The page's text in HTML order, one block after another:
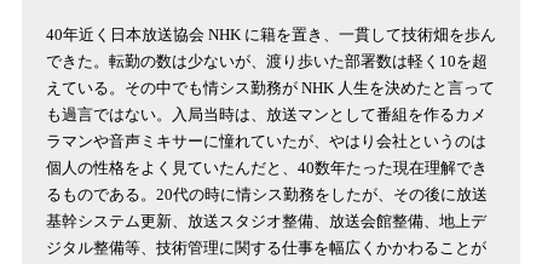
40年近く日本放送協会 NHK に籍を置き、一貫して技術畑を歩ん
できた。転勤の数は少ないが、渡り歩いた部署数は軽く10を超
えている。その中でも情シス勤務が NHK 人生を決めたと言って
も過言ではない。入局当時は、放送マンとして番組を作るカメ
ラマンや音声ミキサーに憧れていたが、やはり会社というのは
個人の性格をよく見ていたんだと、40数年たった現在理解でき
るものである。20代の時に情シス勤務をしたが、その後に放送
基幹システム更新、放送スタジオ整備、放送会館整備、地上デ
ジタル整備等、技術管理に関する仕事を幅広くかかわることが